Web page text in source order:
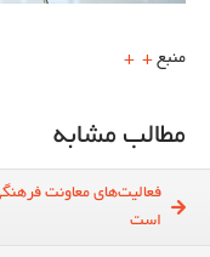
منبع +
+
مطالب مشابه
فعالیت‌های معاونت
است